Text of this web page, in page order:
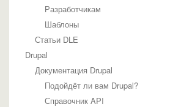
Разработчикам
Шаблоны
Статьи DLE
Drupal
Документация Drupal
Подойдёт ли вам Drupal?
Справочник API